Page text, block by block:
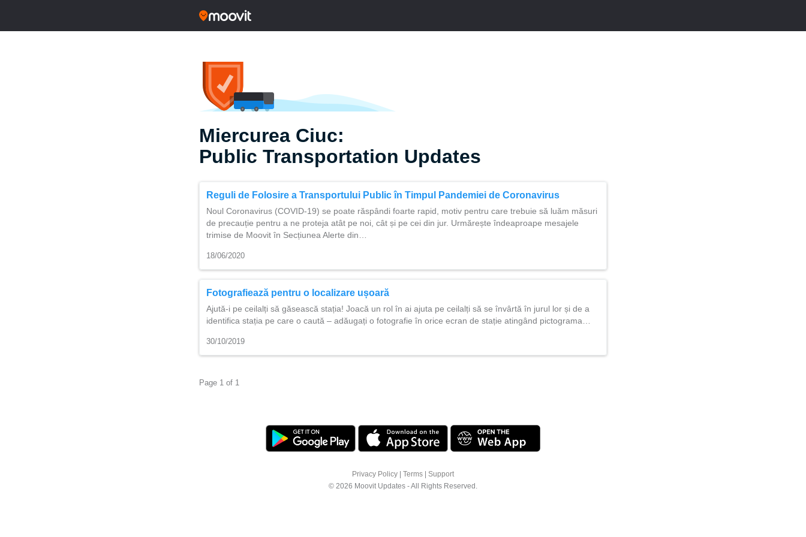
Miercurea Ciuc:
Public Transportation Updates
Reguli de Folosire a Transportului Public în Timpul Pandemiei de Coronavirus
Noul Coronavirus (COVID-19) se poate răspândi foarte rapid, motiv pentru care trebuie să luăm măsuri
de precauție pentru a ne proteja atât pe noi, cât și pe cei din jur. Urmărește îndeaproape mesajele
trimise de Moovit în Secțiunea Alerte din…
18/06/2020
Fotografiează pentru o localizare ușoară
Ajută-i pe ceilalți să găsească stația! Joacă un rol în ai ajuta pe ceilalți să se învârtă în jurul lor și de a
identifica stația pe care o caută – adăugați o fotografie în orice ecran de stație atingând pictograma…
30/10/2019
Page 1 of 1
Privacy Policy Terms
Support
© 2026 Moovit Updates - All Rights Reserved.